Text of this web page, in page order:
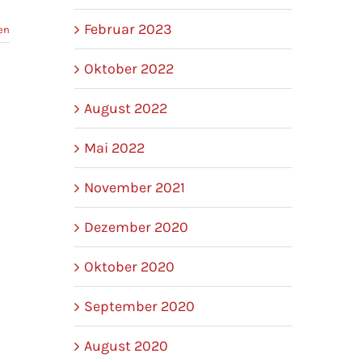
Februar 2023
Oktober 2022
August 2022
Mai 2022
November 2021
Dezember 2020
Oktober 2020
September 2020
August 2020